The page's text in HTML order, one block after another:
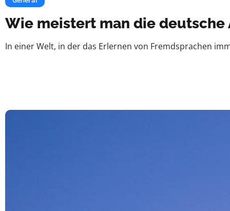
Wie meistert man die
In einer Welt, in der das Erlernen von Fremdsprachen